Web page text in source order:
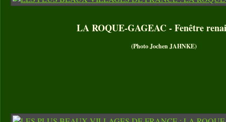
LA ROQUE-GAGEAC - Fenêtre
(Photo Jochen JAHNKE)